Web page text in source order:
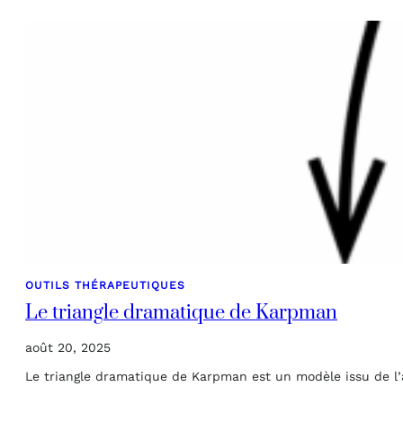
OUTILS THÉRAPEUTIQUES
Le triangle dramatique de Karpman
août 20, 2025
Le triangle dramatique de Karpman est un modèle issu de